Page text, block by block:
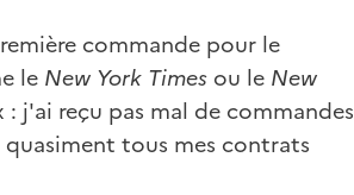
commande pour le
le New York Times ou le New
: j'ai reçu pas mal de commandes
tous mes contrats